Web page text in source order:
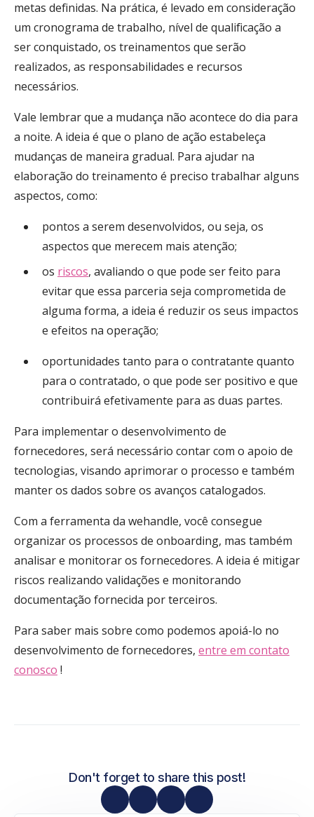
metas definidas. Na prática, é levado em consideração
um cronograma de trabalho, nível de qualificação a
ser conquistado, os treinamentos que serão
realizados, as responsabilidades e recursos
necessários.
Vale lembrar que a mudança não acontece do dia para
a noite. A ideia é que o plano de ação estabeleça
mudanças de maneira gradual. Para ajudar na
elaboração do treinamento é preciso trabalhar alguns
aspectos, como:
pontos a serem desenvolvidos, ou seja, os
aspectos que merecem mais atenção;
os riscos, avaliando o que pode ser feito para
evitar que essa parceria seja comprometida de
alguma forma, a ideia é reduzir os seus impactos
e efeitos na operação;
oportunidades tanto para o contratante quanto
para o contratado, o que pode ser positivo e que
contribuirá efetivamente para as duas partes.
Para implementar o desenvolvimento de
fornecedores, será necessário contar com o apoio de
tecnologias, visando aprimorar o processo e também
manter os dados sobre os avanços catalogados.
Com a ferramenta da wehandle, você consegue
organizar os processos de onboarding, mas também
analisar e monitorar os fornecedores. A ideia é mitigar
riscos realizando validações e monitorando
documentação fornecida por terceiros.
Para saber mais sobre como podemos apoiá-lo no
desenvolvimento de fornecedores, entre em contato
conosco !
Don't forget to share this post!